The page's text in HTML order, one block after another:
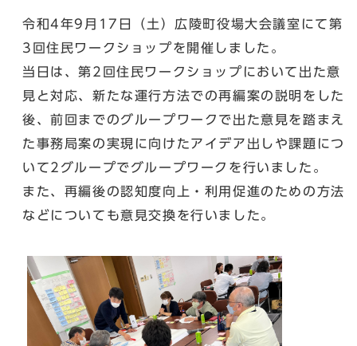
令和4年9月17日（土）広陵町役場大会議室にて第
3回住民ワークショップを開催しました。
当日は、第2回住民ワークショップにおいて出た意
見と対応、新たな運行方法での再編案の説明をした
後、前回までのグループワークで出た意見を踏まえ
た事務局案の実現に向けたアイデア出しや課題につ
いて2グループでグループワークを行いました。
また、再編後の認知度向上・利用促進のための方法
などについても意見交換を行いました。